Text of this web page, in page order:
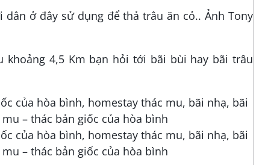
ở đây sử dụng để thả trâu ăn cỏ.. Ảnh Tony
khoảng 4,5 Km bạn hỏi tới bãi bùi hay bãi trâu